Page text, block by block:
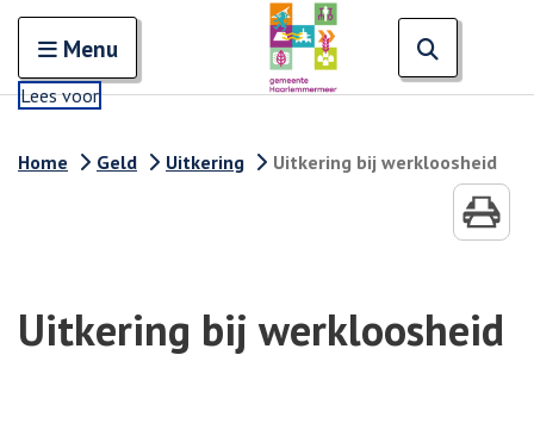
Open en sluit het
Menu
Lees voor
Home Geld Uitkering Uitkering bij werkloosheid
Uitkering bij werkloosheid